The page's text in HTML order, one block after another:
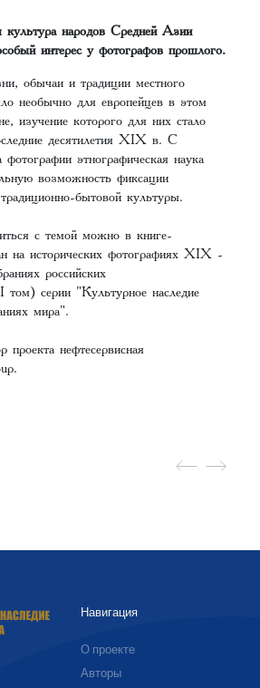
культура народов Средней Азии
интерес у фотографов прошлого.
обычаи и традиции местного
необычно для европейцев в этом
изучение которого для них стало
десятилетия XIX в. С
фотографии этнографическая наука
возможность фиксации
бытовой культуры.
с темой можно в книге-
на исторических фотографиях XIX -
российских
серии "Культурное наследие
мира".
проекта нефтесервисная
.
Навигация
О проекте
Авторы